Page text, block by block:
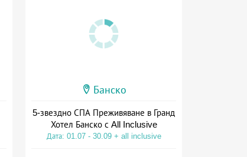
Банско
5-звездно СПА Преживяване в Гранд
Хотел Банско с All Inclusive
Дата: 01.07 - 30.09 + all inclusive